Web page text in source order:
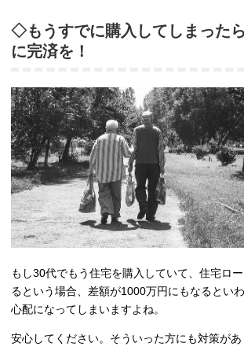
◇もうすでに購入してしまった
に完済を！
もし30代でもう住宅を購入していて、住宅ロ
るという場合、差額が1000万円にもなるとい
心配になってしまいますよね。
安心してください。そういった方にも対策があ